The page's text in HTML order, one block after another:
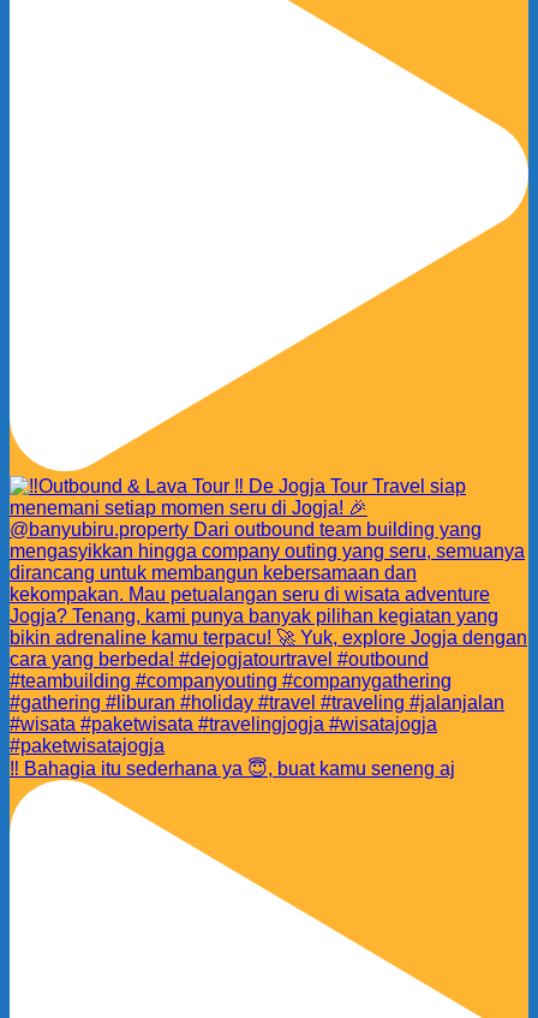
‼️ Bahagia itu sederhana ya 😇, buat kamu seneng aj